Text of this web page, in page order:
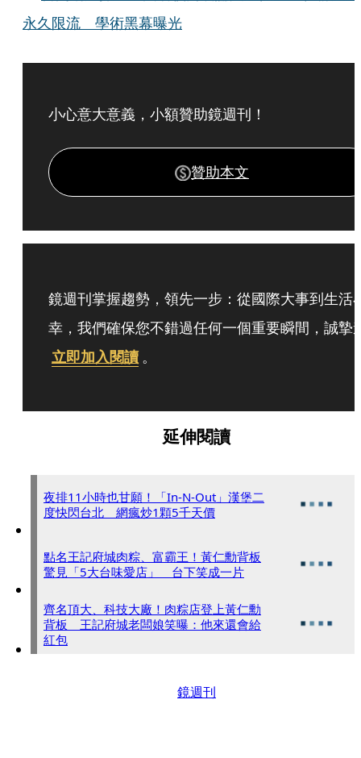
永久限流 學術黑幕曝光
小心意大意義，小額贊助鏡週刊！
贊助本文
鏡週刊掌握趨勢，領先一步：從國際大事到生活
幸，我們確保您不錯過任何一個重要瞬間，誠摯
立即加入閱讀 。
延伸閱讀
夜排11小時也甘願！「In-N-Out」漢堡二
度快閃台北 網瘋炒1顆5千天價
點名王記府城肉粽、富霸王！黃仁勳背板
驚見「5大台味愛店」 台下笑成一片
齊名頂大、科技大廠！肉粽店登上黃仁勳
背板 王記府城老闆娘笑曝：他來還會給
紅包
鏡週刊